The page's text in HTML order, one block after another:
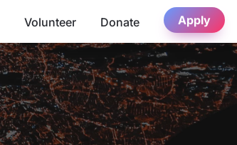
Volunteer Donate Apply